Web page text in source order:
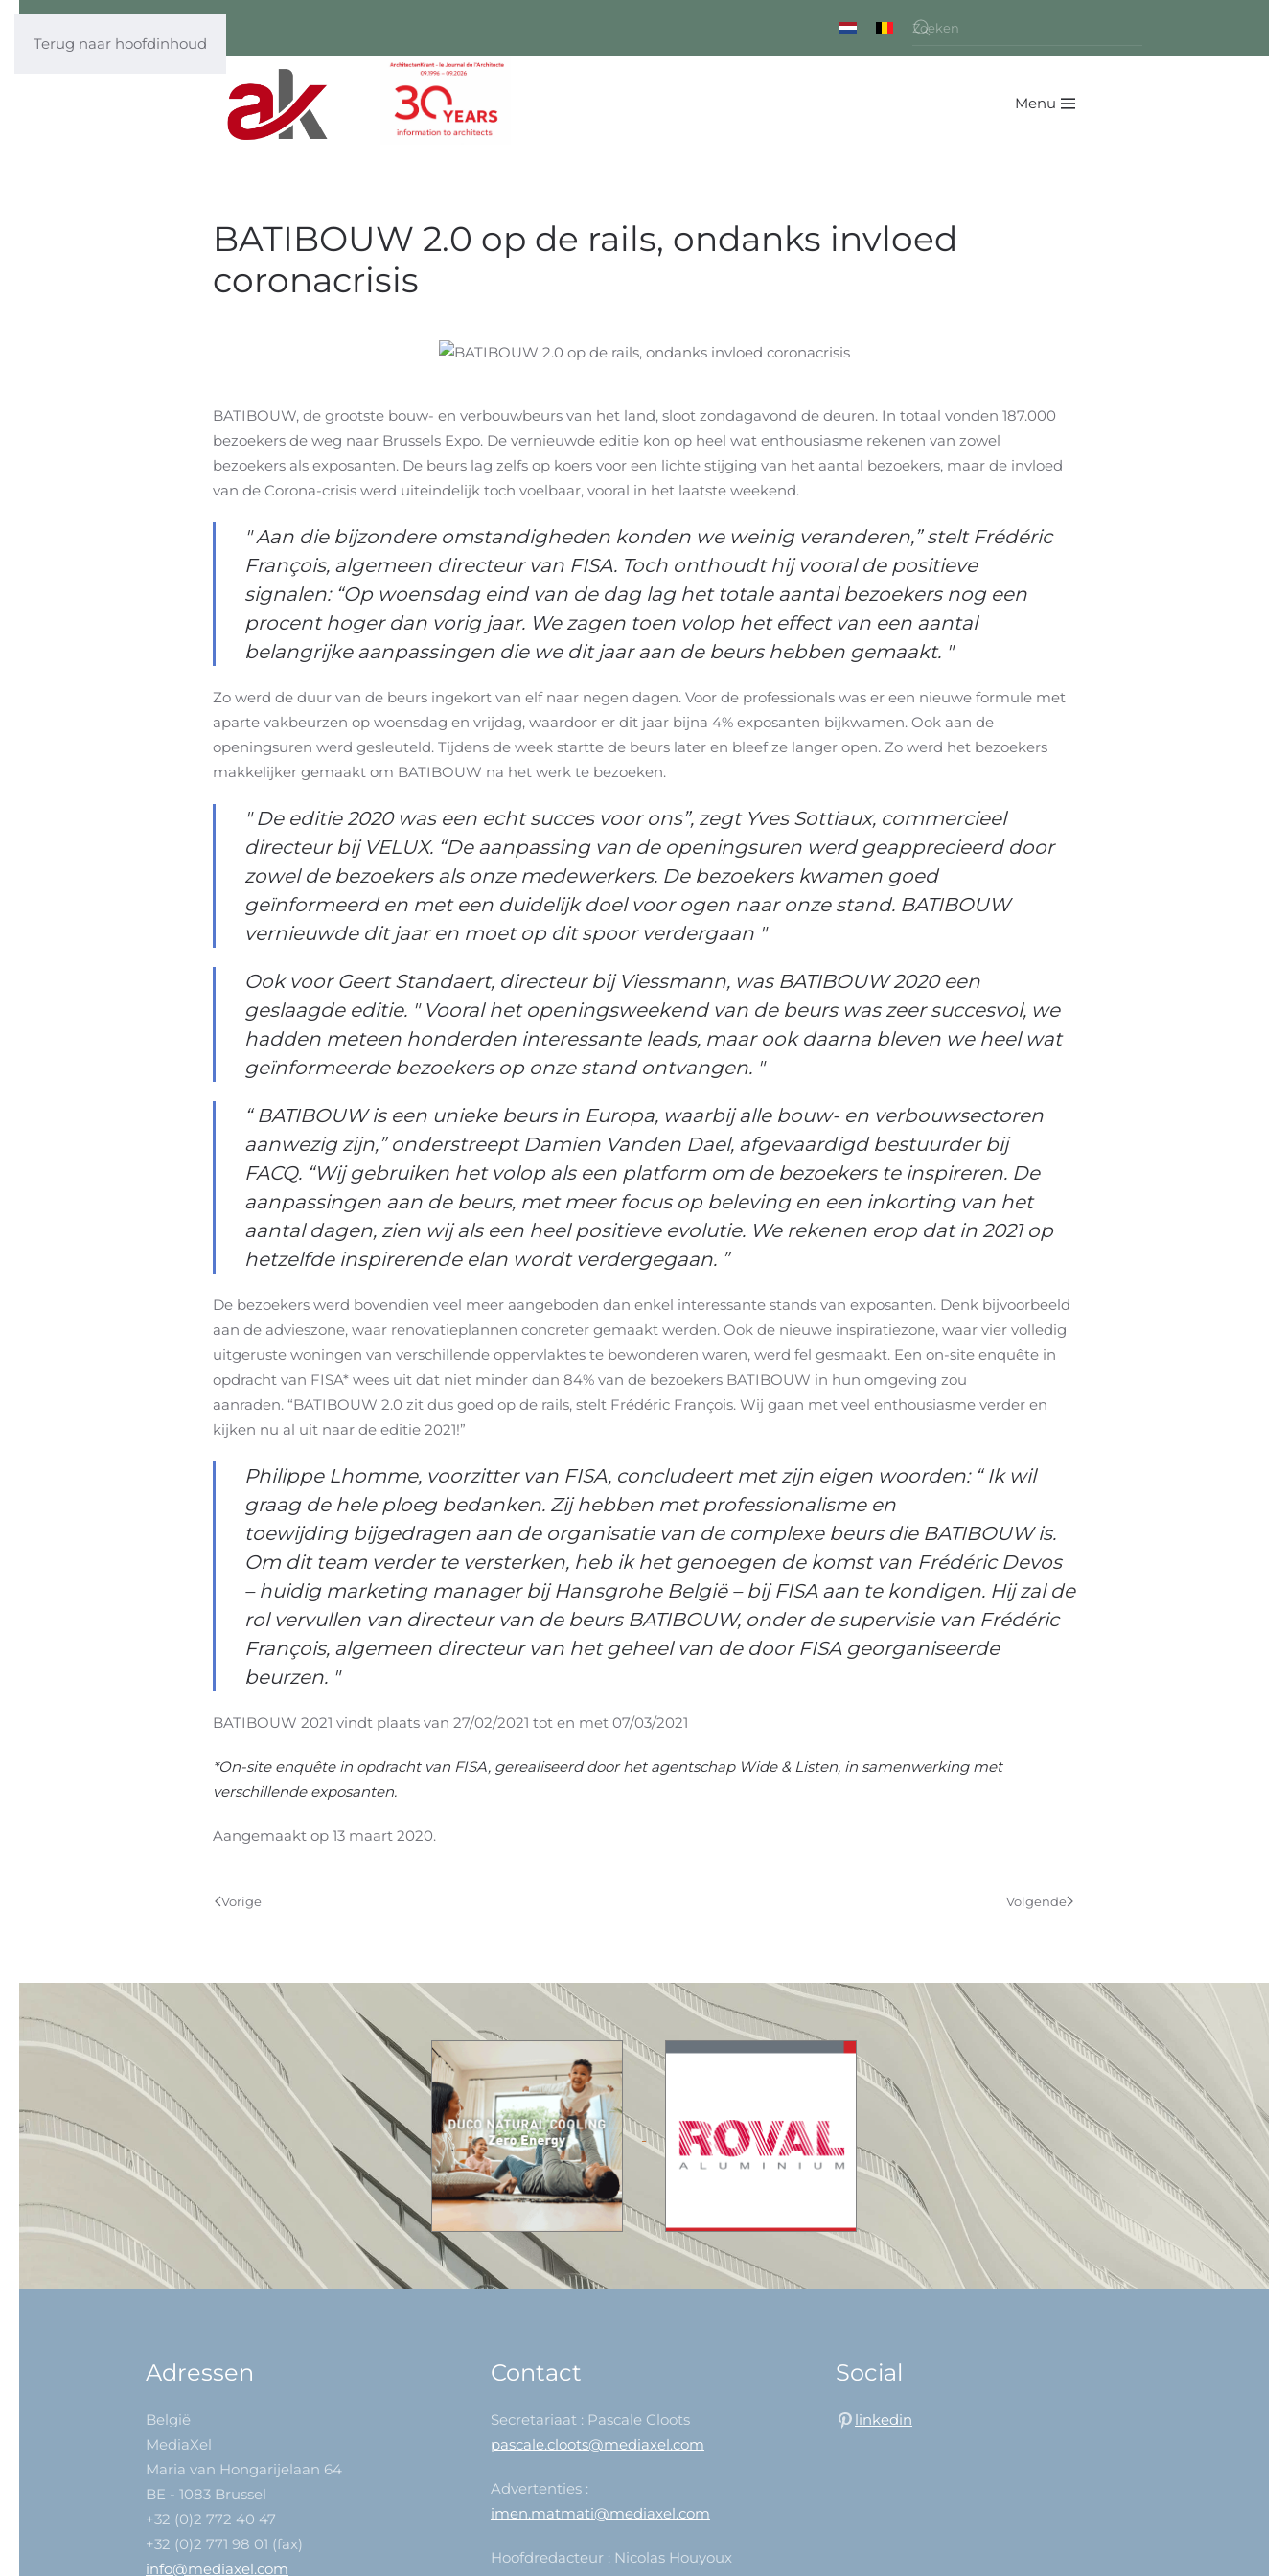
Terug naar hoofdinhoud
Menu
BATIBOUW 2.0 op de rails, ondanks invloed
coronacrisis
BATIBOUW, de grootste bouw- en verbouwbeurs van het land, sloot zondagavond de deuren. In totaal vonden 187.000
bezoekers de weg naar Brussels Expo. De vernieuwde editie kon op heel wat enthousiasme rekenen van zowel
bezoekers als exposanten. De beurs lag zelfs op koers voor een lichte stijging van het aantal bezoekers, maar de invloed
van de Corona-crisis werd uiteindelijk toch voelbaar, vooral in het laatste weekend.
" Aan die bijzondere omstandigheden konden we weinig veranderen,” stelt Frédéric
François, algemeen directeur van FISA. Toch onthoudt hij vooral de positieve
signalen: “Op woensdag eind van de dag lag het totale aantal bezoekers nog een
procent hoger dan vorig jaar. We zagen toen volop het effect van een aantal
belangrijke aanpassingen die we dit jaar aan de beurs hebben gemaakt. "
Zo werd de duur van de beurs ingekort van elf naar negen dagen. Voor de professionals was er een nieuwe formule met
aparte vakbeurzen op woensdag en vrijdag, waardoor er dit jaar bijna 4% exposanten bijkwamen. Ook aan de
openingsuren werd gesleuteld. Tijdens de week startte de beurs later en bleef ze langer open. Zo werd het bezoekers
makkelijker gemaakt om BATIBOUW na het werk te bezoeken.
" De editie 2020 was een echt succes voor ons”, zegt Yves Sottiaux, commercieel
directeur bij VELUX. “De aanpassing van de openingsuren werd geapprecieerd door
zowel de bezoekers als onze medewerkers. De bezoekers kwamen goed
geïnformeerd en met een duidelijk doel voor ogen naar onze stand. BATIBOUW
vernieuwde dit jaar en moet op dit spoor verdergaan "
Ook voor Geert Standaert, directeur bij Viessmann, was BATIBOUW 2020 een
geslaagde editie. " Vooral het openingsweekend van de beurs was zeer succesvol, we
hadden meteen honderden interessante leads, maar ook daarna bleven we heel wat
geïnformeerde bezoekers op onze stand ontvangen. "
“ BATIBOUW is een unieke beurs in Europa, waarbij alle bouw- en verbouwsectoren
aanwezig zijn,” onderstreept Damien Vanden Dael, afgevaardigd bestuurder bij
FACQ. “Wij gebruiken het volop als een platform om de bezoekers te inspireren. De
aanpassingen aan de beurs, met meer focus op beleving en een inkorting van het
aantal dagen, zien wij als een heel positieve evolutie. We rekenen erop dat in 2021 op
hetzelfde inspirerende elan wordt verdergegaan. ”
De bezoekers werd bovendien veel meer aangeboden dan enkel interessante stands van exposanten. Denk bijvoorbeeld
aan de advieszone, waar renovatieplannen concreter gemaakt werden. Ook de nieuwe inspiratiezone, waar vier volledig
uitgeruste woningen van verschillende oppervlaktes te bewonderen waren, werd fel gesmaakt. Een on-site enquête in
opdracht van FISA* wees uit dat niet minder dan 84% van de bezoekers BATIBOUW in hun omgeving zou
aanraden. “BATIBOUW 2.0 zit dus goed op de rails, stelt Frédéric François. Wij gaan met veel enthousiasme verder en
kijken nu al uit naar de editie 2021!”
Philippe Lhomme, voorzitter van FISA, concludeert met zijn eigen woorden: “ Ik wil
graag de hele ploeg bedanken. Zij hebben met professionalisme en
toewijding bijgedragen aan de organisatie van de complexe beurs die BATIBOUW is.
Om dit team verder te versterken, heb ik het genoegen de komst van Frédéric Devos
– huidig marketing manager bij Hansgrohe België – bij FISA aan te kondigen. Hij zal de
rol vervullen van directeur van de beurs BATIBOUW, onder de supervisie van Frédéric
François, algemeen directeur van het geheel van de door FISA georganiseerde
beurzen. "
BATIBOUW 2021 vindt plaats van 27/02/2021 tot en met 07/03/2021
*On-site enquête in opdracht van FISA, gerealiseerd door het agentschap Wide & Listen, in samenwerking met
verschillende exposanten.
Aangemaakt op 13 maart 2020.
Vorige Volgende
Adressen
België
MediaXel
Maria van Hongarijelaan 64
BE - 1083 Brussel
+32 (0)2 772 40 47
+32 (0)2 771 98 01 (fax)
info@mediaxel.com
Contact
Secretariaat : Pascale Cloots
pascale.cloots@mediaxel.com
Advertenties :
imen.matmati@mediaxel.com
Hoofdredacteur : Nicolas Houyoux
Social
linkedin